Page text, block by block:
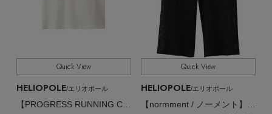
Quick View
HELIOPOLE/エリオポール
【PROGRESS RUNNING CLUB / プログレスランニングクラブ】PROGRESS ショートスリーブTシャツ
Quick View
HELIOPOLE/エリオポール
【normment / ノーメント】コットンレースイージーパンツ